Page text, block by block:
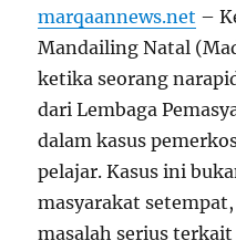
marqaannews.net –
Mandailing Natal
ketika seorang
dari Lembaga
dalam kasus
pelajar. Kasus ini
masyarakat
masalah serius